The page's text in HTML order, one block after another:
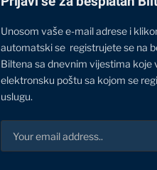
Unosom vaše e-mail adrese i
automatski se registrujete se na
Biltena sa dnevnim vijestima
elektronsku poštu sa kojom se
uslugu.